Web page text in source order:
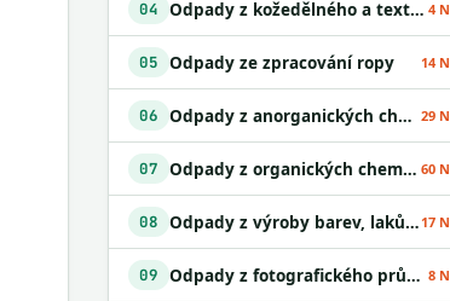
04 Odpady z kožedělného a textilního průmyslu 4 N
05 Odpady ze zpracování ropy 14 N
06 Odpady z anorganických chemických procesů 29 N
07 Odpady z organických chemických procesů 60 N
08 Odpady z výroby barev, laků a lepidel 17 N
09 Odpady z fotografického průmyslu 8 N